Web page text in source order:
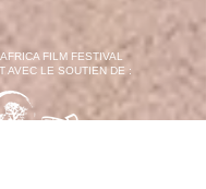
FILM FESTIVAL
AVEC LE SOUTIEN DE :